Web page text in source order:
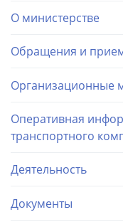
О министерстве
Обращения и
Организационные
Оперативная
транспортного
Деятельность
Документы